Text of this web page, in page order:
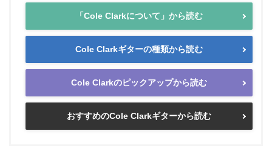
「Cole Clarkについて」から読む
Cole Clarkギターの種類から読む
Cole Clarkのピックアップから読む
おすすめのCole Clarkギターから読む